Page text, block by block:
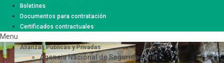
Sistemas de Información Innovación – SIISMED
SIRMED
Boletines
Documentos para contratación
Certificados contractuales
Menu
Alianzas Públicas y Privadas
Agencia Nacional de Seguridad Vial